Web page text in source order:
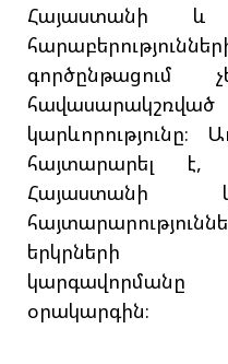
Հայաստանի և
հայտարարել է,
Հայաստանի
երկրների
օրակարգին։